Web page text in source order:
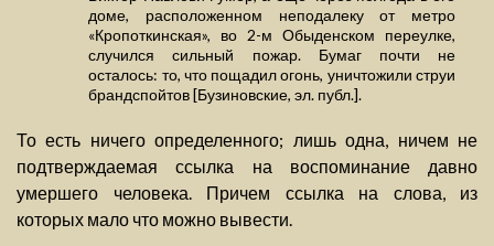
доме, расположенном неподалеку от метро
«Кропоткинская», во 2-м Обыденском переулке,
случился сильный пожар. Бумаг почти не
осталось: то, что пощадил огонь, уничтожили струи
брандспойтов [Бузиновские, эл. публ.].
То есть ничего определенного; лишь одна, ничем не
подтверждаемая ссылка на воспоминание давно
умершего человека. Причем ссылка на слова, из
которых мало что можно вывести.